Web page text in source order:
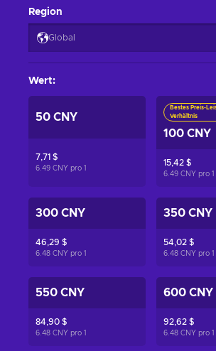
Region
Global
Wert:
50 CNY
7,71 $
6.49 CNY pro 1
Bestes Preis-
Verhältnis
100 CNY
15,42 $
6.49 CNY pro 1
300 CNY
46,29 $
6.48 CNY pro 1
350 CNY
54,02 $
6.48 CNY pro 1
550 CNY
84,90 $
6.48 CNY pro 1
600 CNY
92,62 $
6.48 CNY pro 1